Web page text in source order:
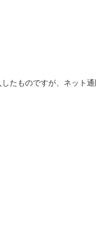
たものですが、ネット